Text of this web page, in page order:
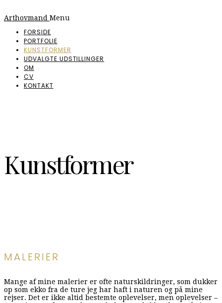
Arthovmand Menu
FORSIDE
PORTFOLIE
KUNSTFORMER
UDVALGTE UDSTILLINGER
OM
CV
KONTAKT
Kunstformer
MALERIER
Mange af mine malerier er ofte naturskildringer, som dukker
op som ekko fra de ture jeg har haft i naturen og på mine
rejser. Det er ikke altid bestemte oplevelser, men oplevelser –